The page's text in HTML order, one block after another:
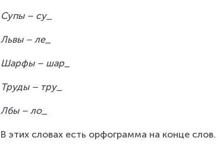
Супы – су_
Львы – ле_
Шарфы – шар_
Труды – тру_
Лбы – ло_
В этих словах есть орфограмма на конце слов.